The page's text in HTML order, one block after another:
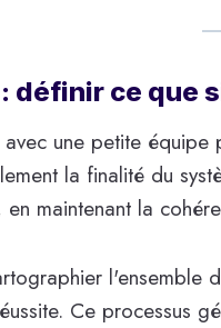
: définir ce que
avec une petite
la finalité du
en maintenant la
l'ensemble
Ce processus